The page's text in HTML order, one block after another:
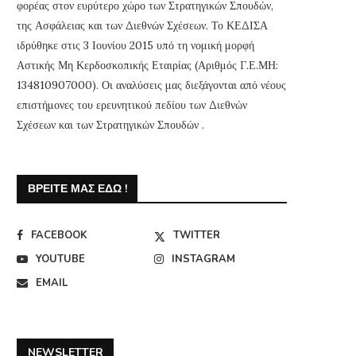
φορέας στον ευρύτερο χώρο των Στρατηγικών Σπουδών,
της Ασφάλειας και των Διεθνών Σχέσεων. Το ΚΕΔΙΣΑ
ιδρύθηκε στις 3 Ιουνίου 2015 υπό τη νομική μορφή
Αστικής Μη Κερδοσκοπικής Εταιρίας (Αριθμός Γ.Ε.ΜΗ:
134810907000). Οι αναλύσεις μας διεξάγονται από νέους
επιστήμονες του ερευνητικού πεδίου των Διεθνών
Σχέσεων και των Στρατηγικών Σπουδών .
ΒΡΕΊΤΕ ΜΑΣ ΕΔΏ !
FACEBOOK
TWITTER
YOUTUBE
INSTAGRAM
EMAIL
NEWSLETTER